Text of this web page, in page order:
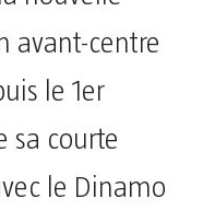
avant-centre
le 1er
sa courte
le Dinamo